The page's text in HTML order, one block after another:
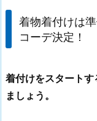
着物着付けは
コーデ決定！
着付けをスタート
ましょう。